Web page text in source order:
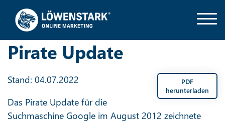
Pirate Update
PDF
herunterladen
Stand: 04.07.2022
Das Pirate Update für die
Suchmaschine Google im August 2012 zeichnete